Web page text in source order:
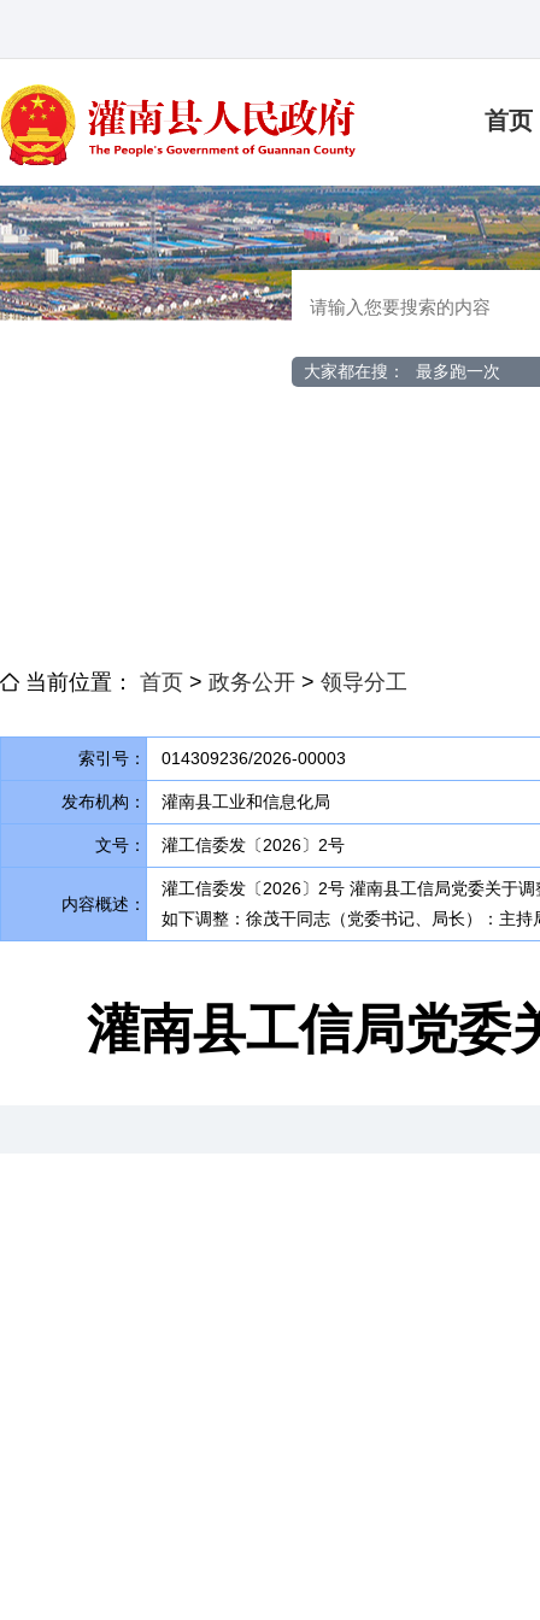
首页
大家都在搜： 最多跑一次
当前位置： 首页 > 政务公开 > 领导分工
索引号： 014309236/2026-00003
发布机构： 灌南县工业和信息化局
文号： 灌工信委发〔2026〕2号
内容概述：
灌工信委发〔2026〕2号 灌南县工信局党委关于
如下调整：徐茂干同志（党委书记、局长）：主
灌南县工信局党委